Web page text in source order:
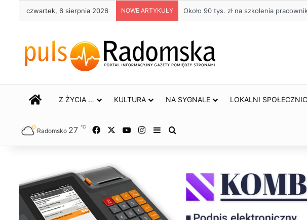
czwartek, 6 sierpnia 2026 NOWE ARTYKUŁY Około 90 tys. zł na szkolenia
STRONA GŁÓWNA
Z ŻYCIA … KULTURA NA SYGNALE LOKALNI
Radomsko 27 ℃ Facebook YouTubeInstagram
Sidebar